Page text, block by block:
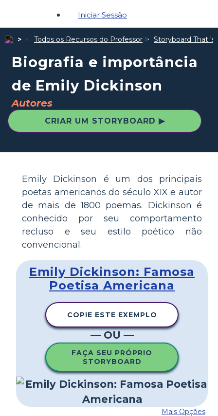
Iniciar Sessão
Todos os Recursos do Professor Storyboard That 's
Biografia e importância
de Emily Dickinson
Autores
CRIAR UM STORYBOARD ▶
Emily Dickinson é um dos principais
poetas americanos do século XIX e autor
de mais de 1800 poemas. Dickinson é
conhecido por seu comportamento
recluso e seu estilo poético não
convencional.
Emily Dickinson: Famosa
Poetisa Americana
COPIE ESTE EXEMPLO
— OU —
FAÇA SEU PRÓPRIO
STORYBOARD
Mais Opções